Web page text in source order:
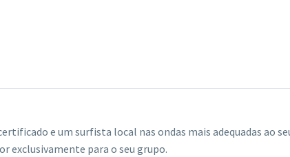
e um surfista local nas ondas mais adequadas ao
exclusivamente para o seu grupo.